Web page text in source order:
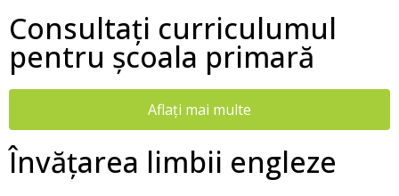
Consultați curriculumul
pentru școala primară
Aflați mai multe
Învățarea limbii engleze